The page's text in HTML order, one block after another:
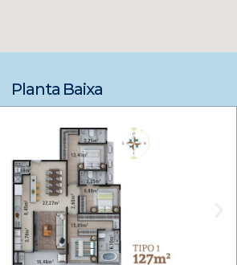
Planta Baixa